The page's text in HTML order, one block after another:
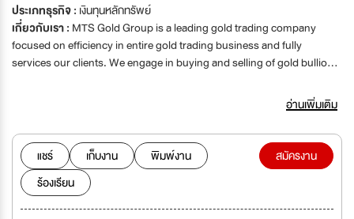
ประเภทธุรกิจ : เงินทุนหลักทรัพย์
เกี่ยวกับเรา : MTS Gold Group is a leading gold trading company
focused on efficiency in entire gold trading business and fully
services our clients. We engage in buying and selling of gold bullion,
standards with world-class quality and it is the country's largest gold
exporter. Moreover, our business are including trading 99.99% gold
bullion both domestic clients and foreign. We also are a leading silver
trading company by imports silver for domestic clients and refinery to
jewelry for export. We have effortlessly been recognized and
acknowledged by our customers through various awards. Some of
the these awards are made to MTS Gold Group, of which MTS Gold
อ่านเพิ่มเติม
แชร์ เก็บงาน
พิมพ์งาน
ร้องเรียน
สมัครงาน